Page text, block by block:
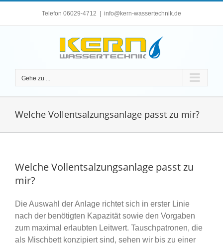
Telefon 06029-4712 info@kern-wassertechnik.de
Gehe zu ...
Welche Vollentsalzungsanlage passt zu mir?
Welche Vollentsalzungsanlage passt zu
mir?
Die Auswahl der Anlage richtet sich in erster Linie
nach der benötigten Kapazität sowie den Vorgaben
zum maximal erlaubten Leitwert. Tauschpatronen, die
als Mischbett konzipiert sind, sehen wir bis zu einer